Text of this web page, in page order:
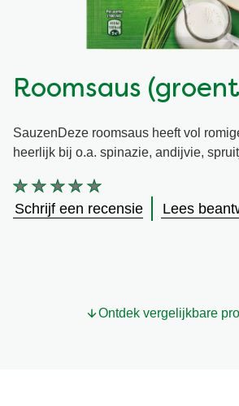
Snel en makkelijk
Vegetarisch
Wereldkeukens
Smaakmakers
Sauzen en Jus
Kant-en-klaar
Terugroepactie Basilicum
Roomsaus
SauzenDeze roomsaus heeft vol
heerlijk bij o.a. spinazie, andijvie,
Geen
beoordelingen
ingediend
Schrijf een recensie Lees
Ontdek vergelijkbare